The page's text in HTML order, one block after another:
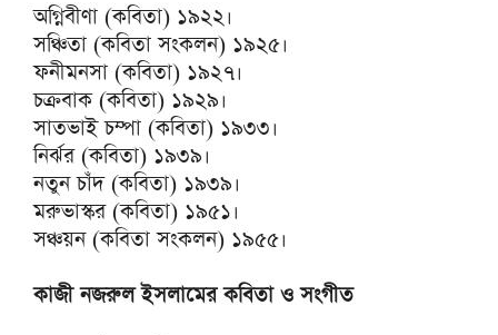
অগ্নিবীণা (কবিতা) ১৯২২।
সঞ্চিতা (কবিতা সংকলন) ১৯২৫।
ফনীমনসা (কবিতা) ১৯২৭।
চক্রবাক (কবিতা) ১৯২৯।
সাতভাই চম্পা (কবিতা) ১৯৩৩।
নির্ঝর (কবিতা) ১৯৩৯।
নতুন চাঁদ (কবিতা) ১৯৩৯।
মরুভাস্কর (কবিতা) ১৯৫১।
সঞ্চয়ন (কবিতা সংকলন) ১৯৫৫।
কাজী নজরুল ইসলামের কবিতা ও সংগীত